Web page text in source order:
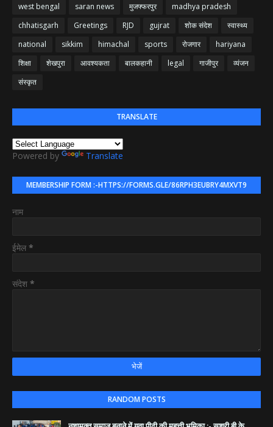
west bengal
saran news मुजफ्फरपुर
madhya pradesh
chhatisgarh
Greetings RJD gujrat शोक संदेश
स्वास्थ्य
national
sikkim himachal sports रोजगार
hariyana
शिक्षा
शेखपुरा आवश्यकता बालकहानी legal गाजीपुर
व्यंजन
संस्कृत
TRANSLATE
Powered by Translate
MEMBERSHIP FORM :-HTTPS://FORMS.GLE/86RPH3EUBRY4MXVT9
नाम
ईमेल *
संदेश *
RANDOM POSTS